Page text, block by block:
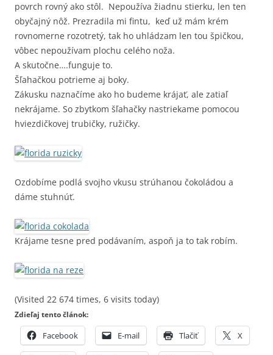
povrch rovný ako stôl. Nepoužíva žiadnu stierku, len ten
obyčajný nôž. Prezradila mi fintu, keď už mám krém
rovnomerne rozotretý, tak ho uhládzam len tou špičkou,
vôbec nepoužívam plochu celého noža.
A skutočne….funguje to.
Šľahačkou potrieme aj boky.
Zákusku naznačíme ako ho budeme krájať, ale zatiaľ
nekrájame. So zbytkom šľahačky nastriekame pomocou
hviezdičkovej trubičky, ružičky.
Ozdobíme podlá svojho vkusu strúhanou čokoládou a
dáme stuhnúť.
Krájame tesne pred podávaním, aspoň ja to tak robím.
(Visited 22 674 times, 6 visits today)
Zdieľaj tento článok:
Facebook E-mail Tlačiť X